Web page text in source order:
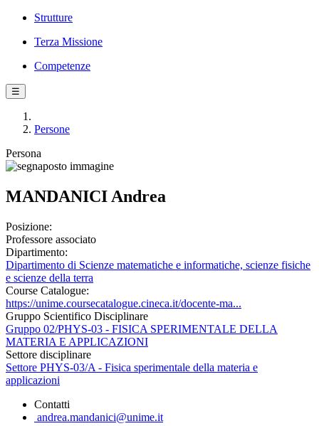
Strutture
Terza Missione
Competenze
☰
Persone
Persona
MANDANICI Andrea
Posizione:
Professore associato
Dipartimento:
Dipartimento di Scienze matematiche e informatiche, scienze fisiche
e scienze della terra
Course Catalogue:
https://unime.coursecatalogue.cineca.it/docente-ma...
Gruppo Scientifico Disciplinare
Gruppo 02/PHYS-03 - FISICA SPERIMENTALE DELLA
MATERIA E APPLICAZIONI
Settore disciplinare
Settore PHYS-03/A - Fisica sperimentale della materia e
applicazioni
Contatti
andrea.mandanici@unime.it